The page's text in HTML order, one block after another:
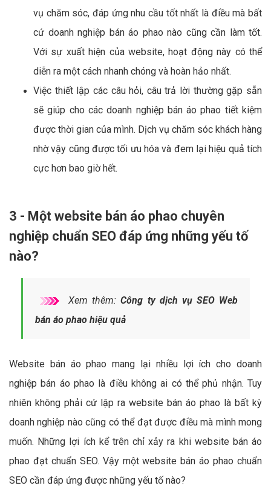
vụ chăm sóc, đáp ứng nhu cầu tốt nhất là điều mà bất
cứ doanh nghiệp bán áo phao nào cũng cần làm tốt.
Với sự xuất hiện của website, hoạt động này có thể
diễn ra một cách nhanh chóng và hoàn hảo nhất.
Việc thiết lập các câu hỏi, câu trả lời thường gặp sẵn
sẽ giúp cho các doanh nghiệp bán áo phao tiết kiệm
được thời gian của mình. Dịch vụ chăm sóc khách hàng
nhờ vậy cũng được tối ưu hóa và đem lại hiệu quả tích
cực hơn bao giờ hết.
3 - Một website bán áo phao chuyên
nghiệp chuẩn SEO đáp ứng những yếu tố
nào?
Xem thêm:Công ty dịch vụ SEO Web
bán áo phao hiệu quả
Website bán áo phao mang lại nhiều lợi ích cho doanh
nghiệp bán áo phao là điều không ai có thể phủ nhận. Tuy
nhiên không phải cứ lập ra website bán áo phao là bất kỳ
doanh nghiệp nào cũng có thể đạt được điều mà mình mong
muốn. Những lợi ích kể trên chỉ xảy ra khi website bán áo
phao đạt chuẩn SEO. Vậy một website bán áo phao chuẩn
SEO cần đáp ứng được những yếu tố nào?